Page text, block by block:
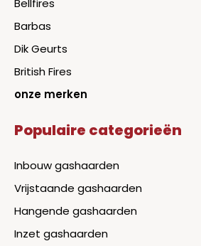
Bellfires
Barbas
Dik Geurts
British Fires
onze merken
Populaire categorieën
Inbouw gashaarden
Vrijstaande gashaarden
Hangende gashaarden
Inzet gashaarden